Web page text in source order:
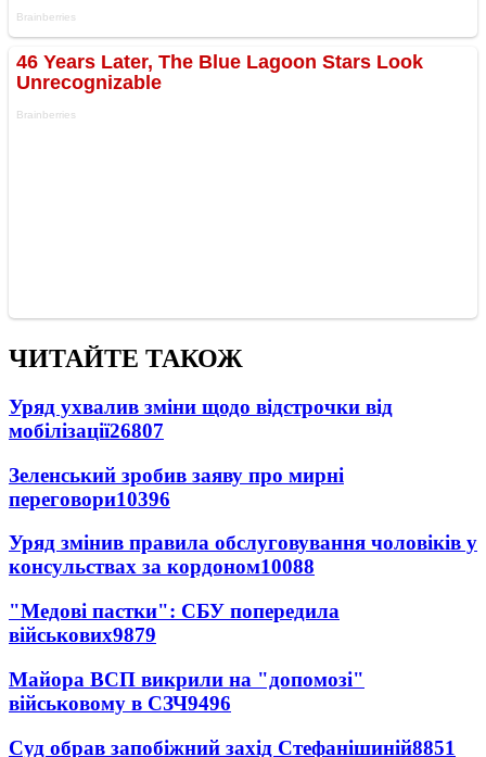
ЧИТАЙТЕ ТАКОЖ
Уряд ухвалив зміни щодо відстрочки від
мобілізації26807
Зеленський зробив заяву про мирні
переговори10396
Уряд змінив правила обслуговування чоловіків у
консульствах за кордоном10088
"Медові пастки": СБУ попередила
військових9879
Майора ВСП викрили на "допомозі"
військовому в СЗЧ9496
Суд обрав запобіжний захід Стефанішиній8851